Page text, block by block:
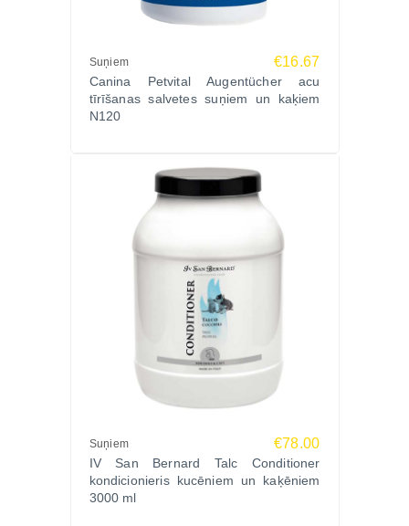
Suņiem €16.67
Canina Petvital Augentücher acu
tīrīšanas salvetes suņiem un kaķiem
N120
Suņiem €78.00
IV San Bernard Talc Conditioner
kondicionieris kucēniem un kaķēniem
3000 ml